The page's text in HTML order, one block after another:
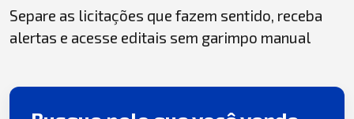
Separe as licitações que fazem sentido, receba
alertas e acesse editais sem garimpo manual